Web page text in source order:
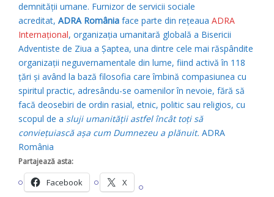
demnității umane. Furnizor de servicii sociale
acreditat, ADRA România face parte din rețeaua ADRA
Internațional, organizația umanitară globală a Bisericii
Adventiste de Ziua a Șaptea, una dintre cele mai răspândite
organizații neguvernamentale din lume, fiind activă în 118
țări și având la bază filosofia care îmbină compasiunea cu
spiritul practic, adresându-se oamenilor în nevoie, fără să
facă deosebiri de ordin rasial, etnic, politic sau religios, cu
scopul de a sluji umanității astfel încât toți să
conviețuiască așa cum Dumnezeu a plănuit. ADRA
România
Partajează asta:
Facebook X